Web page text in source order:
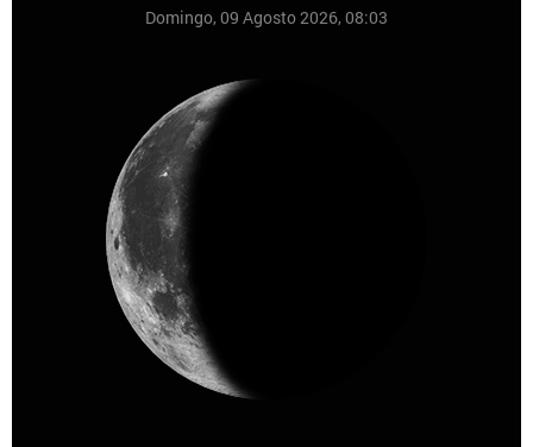
Domingo, 09 Agosto 2026, 08:03